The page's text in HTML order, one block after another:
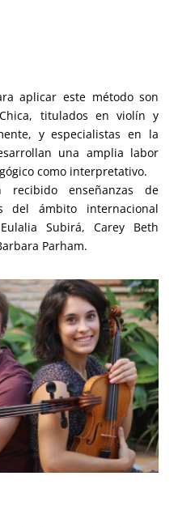
aplicar este método son
titulados en violín y
y especialistas en la
una amplia labor
como interpretativo.
recibido enseñanzas de
del ámbito internacional
Subirá, Carey Beth
Parham.